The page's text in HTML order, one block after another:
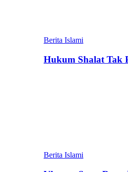
Berita Islami
Hukum Shalat Tak
Berita Islami